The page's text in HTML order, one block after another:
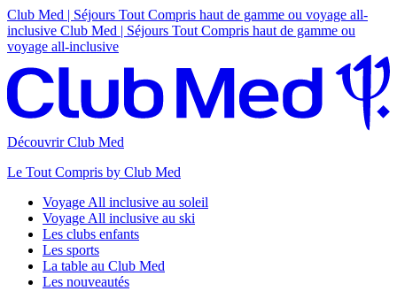
Club Med | Séjours Tout Compris haut de gamme ou voyage all-
inclusive Club Med | Séjours Tout Compris haut de gamme ou
voyage all-inclusive
Découvrir Club Med
Le Tout Compris by Club Med
Voyage All inclusive au soleil
Voyage All inclusive au ski
Les clubs enfants
Les sports
La table au Club Med
Les nouveautés